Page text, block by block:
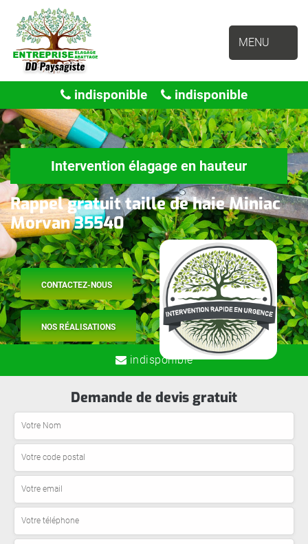
MENU
indisponible indisponible
Intervention élagage en hauteur
Rappel gratuit taille de haie Miniac
Morvan 35540
CONTACTEZ-NOUS
NOS RÉALISATIONS
indisponible
Demande de devis gratuit